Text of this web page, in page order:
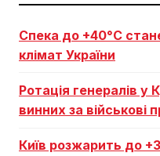
Спека до +40°C
клімат України
Ротація генералів у
винних за військові
Київ розжарить до